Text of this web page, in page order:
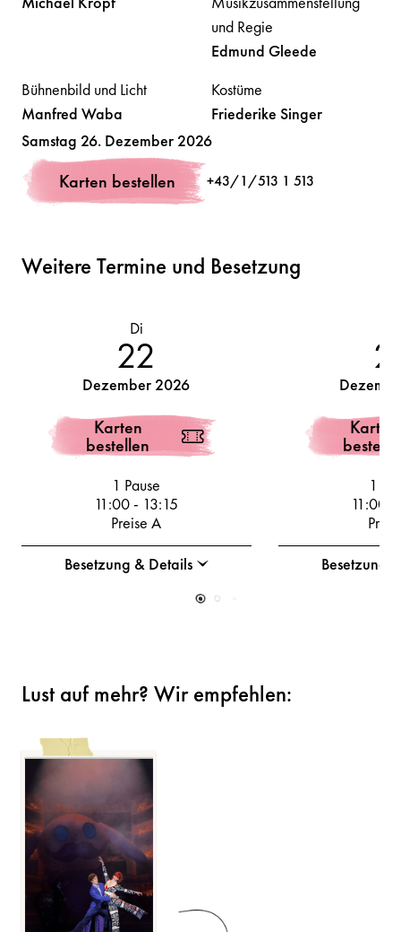
und Regie
Edmund Gleede
Bühnenbild und Licht
Manfred Waba
Kostüme
Friederike Singer
Musikalische Einrichtung
Béla
Fischer
Weitere Termine und Besetzung
Di
22
Dezember 2026
Karten
bestellen
1 Pause
11:00- 13:15
Preise A
Besetzung & Details
Karten
1
11:00
Besetzung
Lust auf mehr? Wir empfehlen:
Volksoper
Samstag 26. Dezember 2026
Karten bestellen +43/1/513 1 513